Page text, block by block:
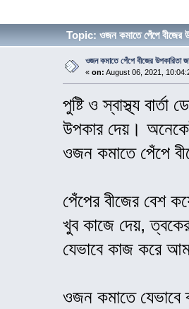
Topic: ওজন কমাতে পেঁপে
ওজন কমাতে পেঁপে বীজের উপকারিতা
« on: August 06, 2021,
পুষ্টি ও স্বাস্থ্য
উপকার দেয়।
ওজন কমাতে পেঁপে
পেঁপের বীজের বেশ
খুব কাজে দেয়,
যেভাবে কাজ করে
ওজন কমাতে যেভাবে